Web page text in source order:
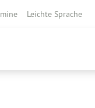
Leichte Sprache